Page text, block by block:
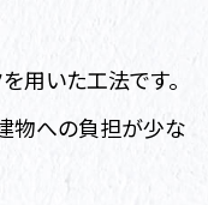
用いた工法です。
物への負担が少な